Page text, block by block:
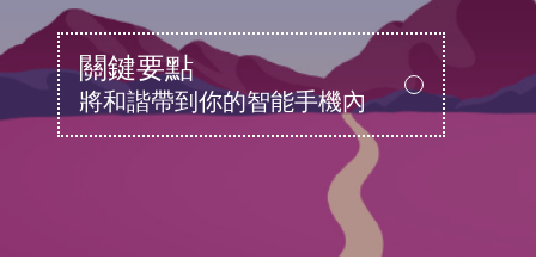
關鍵要點
將和諧帶到你的智能手機內